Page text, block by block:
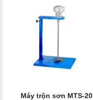
Máy trộn sơn MTS-20